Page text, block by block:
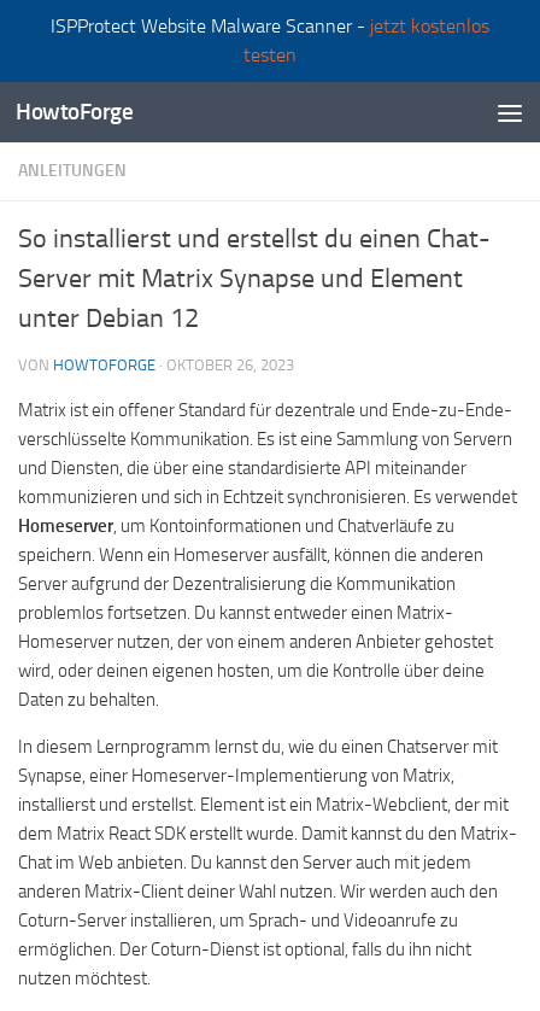
ISPProtect Website Malware Scanner - jetzt kostenlos
testen
Zum Inhalt springen
HowtoForge
ANLEITUNGEN
So installierst und erstellst du einen Chat-
Server mit Matrix Synapse und Element
unter Debian 12
VON HOWTOFORGE · OKTOBER 26, 2023
Matrix ist ein offener Standard für dezentrale und Ende-zu-Ende-
verschlüsselte Kommunikation. Es ist eine Sammlung von Servern
und Diensten, die über eine standardisierte API miteinander
kommunizieren und sich in Echtzeit synchronisieren. Es verwendet
Homeserver, um Kontoinformationen und Chatverläufe zu
speichern. Wenn ein Homeserver ausfällt, können die anderen
Server aufgrund der Dezentralisierung die Kommunikation
problemlos fortsetzen. Du kannst entweder einen Matrix-
Homeserver nutzen, der von einem anderen Anbieter gehostet
wird, oder deinen eigenen hosten, um die Kontrolle über deine
Daten zu behalten.
In diesem Lernprogramm lernst du, wie du einen Chatserver mit
Synapse, einer Homeserver-Implementierung von Matrix,
installierst und erstellst. Element ist ein Matrix-Webclient, der mit
dem Matrix React SDK erstellt wurde. Damit kannst du den Matrix-
Chat im Web anbieten. Du kannst den Server auch mit jedem
anderen Matrix-Client deiner Wahl nutzen. Wir werden auch den
Coturn-Server installieren, um Sprach- und Videoanrufe zu
ermöglichen. Der Coturn-Dienst ist optional, falls du ihn nicht
nutzen möchtest.